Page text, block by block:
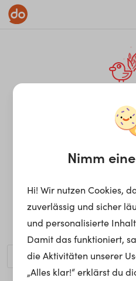
¡Ay,
Ups, die gewünschte Seite
Möchtest du nach einem
Nimm
Hi! Wir nutzen Cookies,
zuverlässig und sicher
und personalisierte
Damit das funktioniert,
die Aktivitäten unserer
„Alles klar!“ erklärst du